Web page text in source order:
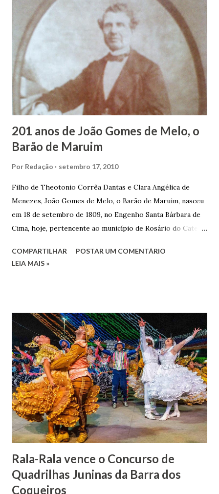
estudos, e então passou a colocar o trabalho em primeiro
plano para auxiliar na renda familiar. No comércio foi
garçon, dono de bar, de armarinho e depois de uma
panificação. “Ao contrário de muitos, que renegam suas
raízes e procuram obscurecer seu passado, orgulhava-se
em defender o pão como garçon, tendo incontáveis vezes
que trabalhar copiosamente fora de seu horário normal em
trocas de gorjetas que c...
201 anos de João Gomes de Melo, o
Barão de Maruim
Por Redação setembro 17, 2010
Filho de Theotonio Corrêa Dantas e Clara Angélica de
Menezes, João Gomes de Melo, o Barão de Maruim, nasceu
em 18 de setembro de 1809, no Engenho Santa Bárbara de
Cima, hoje, pertencente ao município de Rosário do Catete.
José de Faro Leitão, porém o casamento acabou com o
indiciamento para apropriar-se da volumosa herança. Em
1862, transferiu-se para o Rio de Janeiro e casou-se com
uma irmã do Visconde de Uruguai. O Barão de Maruim
apresentou uma grande dedicação à atividade agrícola, que
lhe proporcionou uma grande reserva financeira. João
Gomes de Melo mandou construir a Igreja Matriz de Nosso
Senhor Bom Jesus dos Passos, que foi inaugurada em 1862 e
doada ao vigário Pe. José Joaquim de Vasconcelos. A Igreja
Matriz...
COMPARTILHAR
POSTAR UM COMENTÁRIO
LEIA MAIS »
Rala-Rala vence o Concurso de
Quadrilhas Juninas da Barra dos
Coqueiros